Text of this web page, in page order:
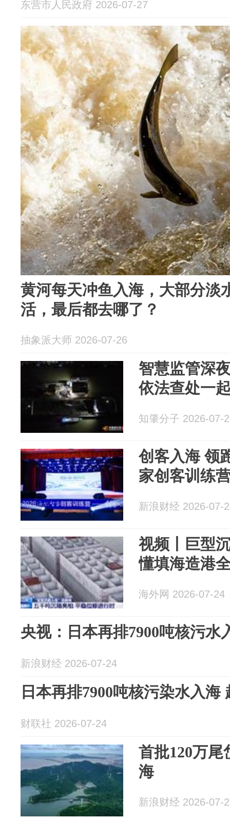
东营市人民政府 2026-07-27
黄河每天冲鱼入海，大部分淡
活，最后都去哪了？
抽象派大师 2026-07-26
智慧监管深
依法查处一
知肇分子 2026-07-
创客入海 领
家创客训练
新浪财经 2026-07-
视频丨巨型
懂填海造港
海外网 2026-07-24
央视：日本再排7900吨核污水
新浪财经 2026-07-24
日本再排7900吨核污染水入海
财联社 2026-07-24
首批120万尾
海
新浪财经 2026-07-